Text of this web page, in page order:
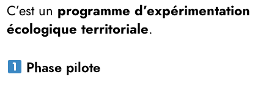
C’est un programme d’expérimentation
écologique territoriale.
Phase pilote